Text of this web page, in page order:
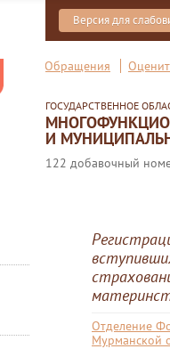
Версия для
Обращения
ГОСУДАРСТВЕННОЕ
И
122 добавочный
Отделение
Мурманской